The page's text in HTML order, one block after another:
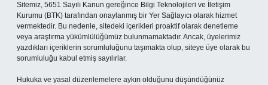
Sitemiz, 5651 Sayılı Kanun gereğince Bilgi Teknolojileri ve İletişim
Kurumu (BTK) tarafından onaylanmış bir Yer Sağlayıcı olarak hizmet
vermektedir. Bu nedenle, sitedeki içerikleri proaktif olarak denetleme
veya araştırma yükümlülüğümüz bulunmamaktadır. Ancak, üyelerimiz
yazdıkları içeriklerin sorumluluğunu taşımakta olup, siteye üye olarak bu
sorumluluğu kabul etmiş sayılırlar.
Hukuka ve yasal düzenlemelere aykırı olduğunu düşündüğünüz